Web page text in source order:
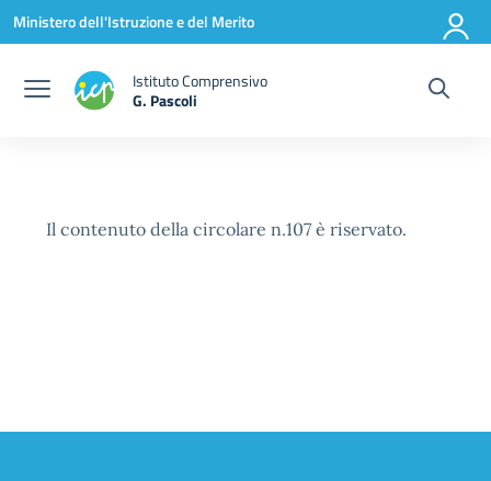
Vai ai contenuti
Vai al menu di navigazione
Vai al footer
Ministero dell'Istruzione e del Merito
Istituto Comprensivo
G. Pascoli
Il contenuto della circolare n.107 è riservato.